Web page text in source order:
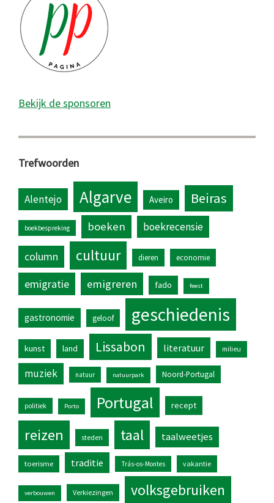
Bekijk de sponsoren
Trefwoorden
Alentejo Algarve Aveiro Beiras
boekbespreking boeken boekrecensie
column cultuur dieren economie
emigratie emigreren fado feest
gastronomie geloof geschiedenis
kunst land Lissabon literatuur milieu
muziek natuur natuurpark Noord-Portugal
politiek Porto Portugal recept
reizen steden taal taalweetjes
toerisme traditie Trás-os-Montes vakantie
verbouwen Verkiezingen volksgebruiken